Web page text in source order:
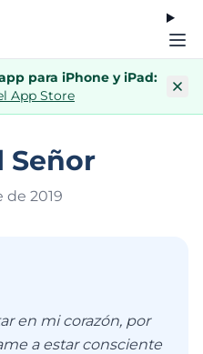
para iPhone y iPad:
App Store
Señor
2019
en mi corazón, por
a estar consciente